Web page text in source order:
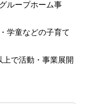
ーム事
の子育て
活動・事業展開